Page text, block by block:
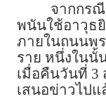
จากกร
พนันใช้อาวุธ
ภายในถนนพร
ราย หนึ่งในนั้
เมื่อคืนวันที่ 3
เสนอข่าวไป